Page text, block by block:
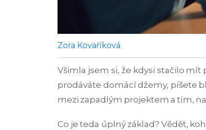
Zora Kovaříková
Všimla jsem si, že kdysi stačilo
prodáváte domácí džemy, píšete
mezi zapadlým projektem a tím,
Co je teda úplný základ? Vědět,